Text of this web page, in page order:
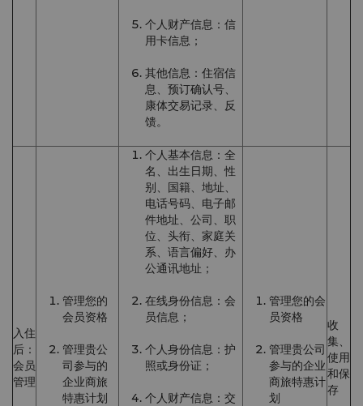
个人财产信息：信
用卡信息；
其他信息：住宿信
息、预订确认号、
康体交易记录、反
馈。
入住
后：
会员
管理
管理您的
会员资格
管理贵公
司参与的
企业商旅
特惠计划
个人基本信息：全
名、出生日期、性
别、国籍、地址、
电话号码、电子邮
件地址、公司、职
位、头衔、家庭关
系、语言偏好、办
公通讯地址；
在线身份信息：会
员信息；
个人身份信息：护
照或身份证；
个人财产信息：交
管理您的会
员资格
管理贵公司
参与的企业
商旅特惠计
划
收
集、
使用
和保
存